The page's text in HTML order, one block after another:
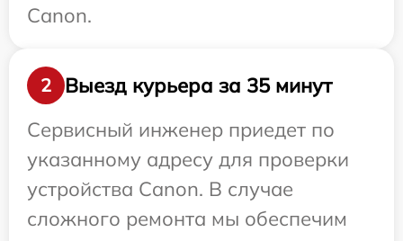
Canon.
2
Выезд курьера за 35 минут
Сервисный инженер приедет по
указанному адресу для проверки
устройства Canon. В случае
сложного ремонта мы обеспечим